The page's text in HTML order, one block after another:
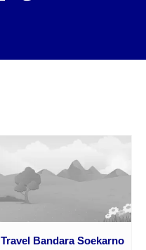
Travel Bandara Soekarno